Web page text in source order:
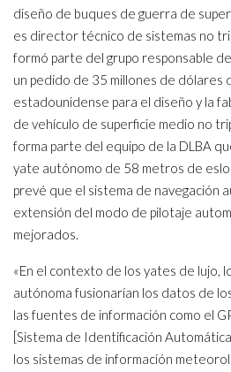
diseño de buques de guerra de
es director técnico de sistemas no
formó parte del grupo responsable
un pedido de 35 millones de dólares
estadounidense para el diseño y la
de vehículo de superficie medio no
forma parte del equipo de la DLBA
yate autónomo de 58 metros de
prevé que el sistema de navegación
extensión del modo de pilotaje
mejorados.
«En el contexto de los yates de lujo,
autónoma fusionarían los datos de
las fuentes de información como el
[Sistema de Identificación
los sistemas de información